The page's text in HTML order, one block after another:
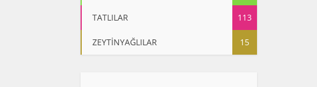
TATLILAR 113
ZEYTİNYAĞLILAR 15